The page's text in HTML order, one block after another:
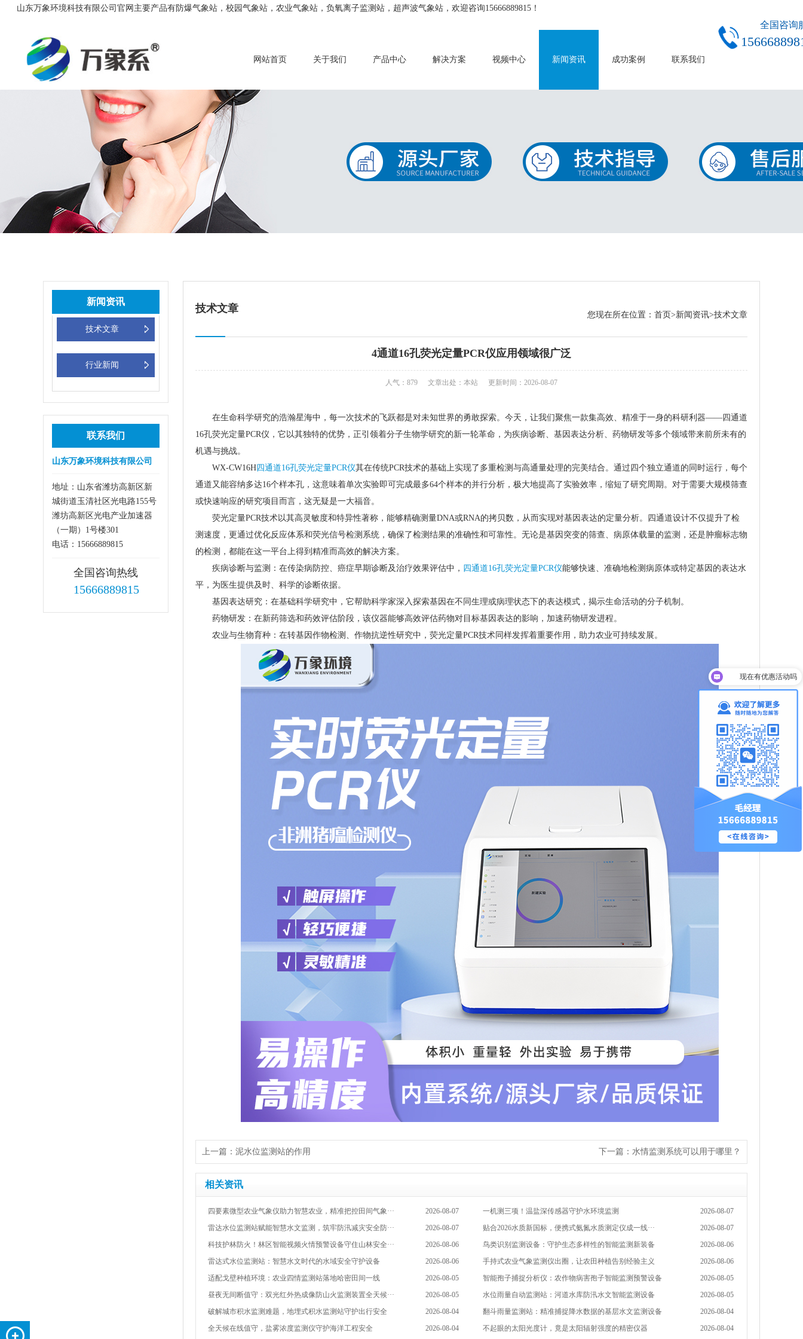
山东万象环境科技有限公司官网主要产品有防爆气象站，校园气象站，农业气象站，负氧离子监测站，超声波气象站，欢迎咨询15666889815！
全国咨询
网站首页 关于我们 产品中心 解决方案 视频中心 新闻资讯 成功案例 联系我们
新闻资讯
技术文章
行业新闻
联系我们
山东万象环境科技有限公司
地址：山东省潍坊高新区新
城街道玉清社区光电路155号
潍坊高新区光电产业加速器
（一期）1号楼301
电话：15666889815
全国咨询热线
15666889815
您现在所在位置： 首页>新闻资讯>技术文章
技术文章
4通道16孔荧光定量PCR仪应用领域很广泛
人气：879 文章出处：本站 更新时间：2026-08-07
在生命科学研究的浩瀚星海中，每一次技术的飞跃都是对未知世界的勇敢探索。今天，让我们聚焦一款集高效、精准于一身的科研利器——四通道
16孔荧光定量PCR仪，它以其独特的优势，正引领着分子生物学研究的新一轮革命，为疾病诊断、基因表达分析、药物研发等多个领域带来前所未有的
机遇与挑战。
WX-CW16H四通道16孔荧光定量PCR仪其在传统PCR技术的基础上实现了多重检测与高通量处理的完美结合。通过四个独立通道的同时运行，每个
通道又能容纳多达16个样本孔，这意味着单次实验即可完成最多64个样本的并行分析，极大地提高了实验效率，缩短了研究周期。对于需要大规模筛查
或快速响应的研究项目而言，这无疑是一大福音。
荧光定量PCR技术以其高灵敏度和特异性著称，能够精确测量DNA或RNA的拷贝数，从而实现对基因表达的定量分析。四通道设计不仅提升了检
测速度，更通过优化反应体系和荧光信号检测系统，确保了检测结果的准确性和可靠性。无论是基因突变的筛查、病原体载量的监测，还是肿瘤标志物
的检测，都能在这一平台上得到精准而高效的解决方案。
疾病诊断与监测：在传染病防控、癌症早期诊断及治疗效果评估中， 四通道16孔荧光定量PCR仪能够快速、准确地检测病原体或特定基因的表达水
平，为医生提供及时、科学的诊断依据。
基因表达研究：在基础科学研究中，它帮助科学家深入探索基因在不同生理或病理状态下的表达模式，揭示生命活动的分子机制。
药物研发：在新药筛选和药效评估阶段，该仪器能够高效评估药物对目标基因表达的影响，加速药物研发进程。
农业与生物育种：在转基因作物检测、作物抗逆性研究中，荧光定量PCR技术同样发挥着重要作用，助力农业可持续发展。
上一篇： 泥水位监测站的作用 下一篇： 水情监测系统可以用于哪里？
相关资讯
2026-08-07
四要素微型农业气象仪助力智慧农业，精准把控田间气象··· 2026-08-07
一机测三项！温盐深传感器守护水环境监测
2026-08-07
雷达水位监测站赋能智慧水文监测，筑牢防汛减灾安全防··· 2026-08-07
贴合2026水质新国标，便携式氨氮水质测定仪成一线···
2026-08-06
科技护林防火！林区智能视频火情预警设备守住山林安全··· 2026-08-06
鸟类识别监测设备：守护生态多样性的智能监测新装备
2026-08-06
雷达式水位监测站：智慧水文时代的水域安全守护设备 2026-08-06
手持式农业气象监测仪出圈，让农田种植告别经验主义
2026-08-05
适配戈壁种植环境：农业四情监测站落地哈密田间一线 2026-08-05
智能孢子捕捉分析仪：农作物病害孢子智能监测预警设备
2026-08-05
昼夜无间断值守：双光红外热成像防山火监测装置全天候··· 2026-08-05
水位雨量自动监测站：河道水库防汛水文智能监测设备
2026-08-04
破解城市积水监测难题，地埋式积水监测站守护出行安全 2026-08-04
翻斗雨量监测站：精准捕捉降水数据的基层水文监测设备
2026-08-04
全天候在线值守，盐雾浓度监测仪守护海洋工程安全 2026-08-04
不起眼的太阳光度计，竟是太阳辐射强度的精密仪器
可以介绍下你们的产品么